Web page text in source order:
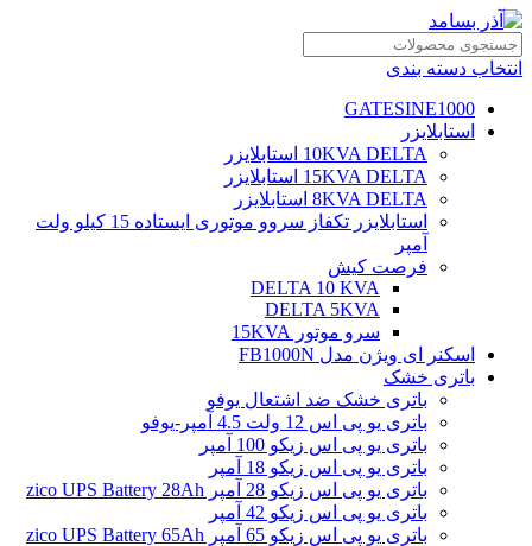
انتخاب دسته بندی
GATESINE1000
استابلایزر
10KVA DELTA استابلایزر
15KVA DELTA استابلایزر
8KVA DELTA استابلایزر
استابلایزر تکفاز سروو موتوری ایستاده 15 کیلو ولت
آمپر
فرصت کیش
DELTA 10 KVA
DELTA 5KVA
سرو موتور 15KVA
اسکنر ای ویژن مدل FB1000N
باتری خشک
باتری خشک ضد اشتعال یوفو
باتری یو پی اس 12 ولت 4.5 آمپر-یوفو
باتری یو پی اس زیکو 100 آمپر
باتری یو پی اس زیکو 18 آمپر
باتری یو پی اس زیکو 28 آمپر zico UPS Battery 28Ah
باتری یو پی اس زیکو 42 آمپر
باتری یو پی اس زیکو 65 آمپر zico UPS Battery 65Ah